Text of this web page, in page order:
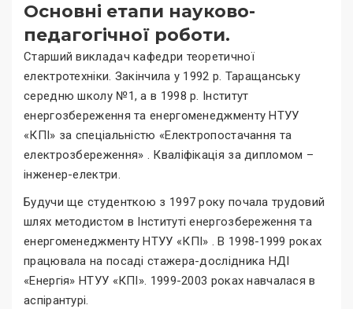
Основні етапи науково-
педагогічної роботи.
Старший викладач кафедри теоретичної
електротехніки. Закінчила у 1992 р. Таращанську
середню школу №1, а в 1998 р. Інститут
енергозбереження та енергоменеджменту НТУУ
«КПІ» за спеціальністю «Електропостачання та
електрозбереження» . Кваліфікація за дипломом –
інженер-електри.
Будучи ще студенткою з 1997 року почала трудовий
шлях методистом в Інституті енергозбереження та
енергоменеджменту НТУУ «КПІ» . В 1998-1999 роках
працювала на посаді стажера-дослідника НДІ
«Енергія» НТУУ «КПІ». 1999-2003 роках навчалася в
аспірантурі.